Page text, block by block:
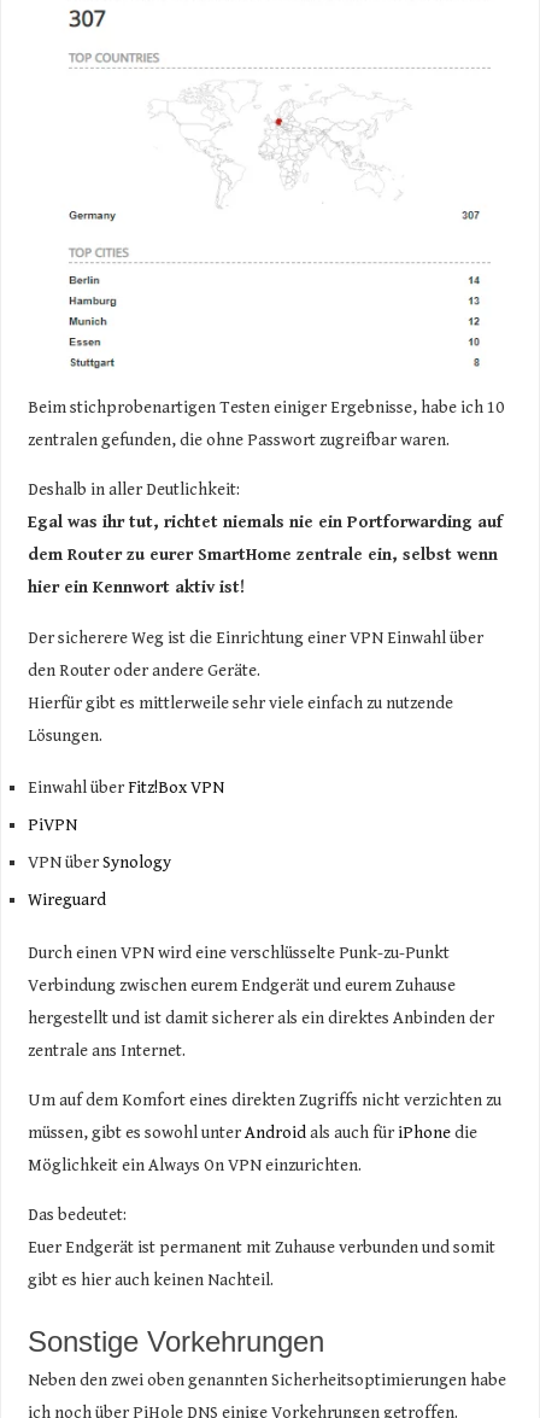
Beim stichprobenartigen Testen einiger Ergebnisse, habe ich 10
zentralen gefunden, die ohne Passwort zugreifbar waren.
Deshalb in aller Deutlichkeit:
Egal was ihr tut, richtet niemals nie ein Portforwarding auf
dem Router zu eurer SmartHome zentrale ein, selbst wenn
hier ein Kennwort aktiv ist!
Der sicherere Weg ist die Einrichtung einer VPN Einwahl über
den Router oder andere Geräte.
Hierfür gibt es mittlerweile sehr viele einfach zu nutzende
Lösungen.
Einwahl überFitz!Box VPN
PiVPN
VPN überSynology
Wireguard
Durch einen VPN wird eine verschlüsselte Punk-zu-Punkt
Verbindung zwischen eurem Endgerät und eurem Zuhause
hergestellt und ist damit sicherer als ein direktes Anbinden der
zentrale ans Internet.
Um auf dem Komfort eines direkten Zugriffs nicht verzichten zu
müssen, gibt es sowohl unterAndroidals auch für iPhonedie
Möglichkeit ein Always On VPN einzurichten.
Das bedeutet:
Euer Endgerät ist permanent mit Zuhause verbunden und somit
gibt es hier auch keinen Nachteil.
Sonstige Vorkehrungen
Neben den zwei oben genannten Sicherheitsoptimierungen habe
ich noch über PiHole DNS einige Vorkehrungen getroffen.